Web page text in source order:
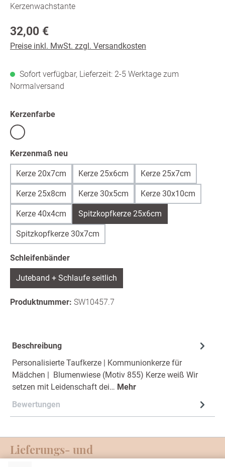
Kerzenwachstante
Regulärer Preis:
32,00 €
Preise inkl. MwSt. zzgl. Versandkosten
Sofort verfügbar, Lieferzeit: 2-5 Werktage zum
Normalversand
Kerzenfarbeauswählen
Weiß
Kerzenmaß neu
Kerze 20x7cm Kerze 25x6cm Kerze 25x7cm
Kerze 25x8cm Kerze 30x5cm Kerze 30x10cm
Kerze 40x4cm Spitzkopfkerze 25x6cm
Spitzkopfkerze 30x7cm
Schleifenbänderauswählen
Juteband + Schlaufe seitlich
Produktnummer: SW10457.7
Beschreibung
Personalisierte Taufkerze | Kommunionkerze für
Mädchen | Blumenwiese (Motiv 855) Kerze weiß Wir
setzen mit Leidenschaft dei… Mehr
Bewertungen
Lieferungs- und